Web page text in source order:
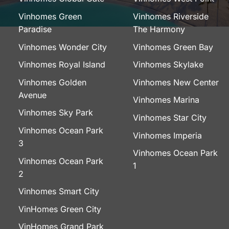
Vinhomes Green
Paradise
Vinhomes Wonder City
Vinhomes Royal Island
Vinhomes Golden
Avenue
Vinhomes Sky Park
Vinhomes Ocean Park
3
Vinhomes Ocean Park
2
Vinhomes Smart City
VinHomes Green City
VinHomes Grand Park
Vinhomes Riverside
The Harmony
Vinhomes Green Bay
Vinhomes Skylake
Vinhomes New Center
Vinhomes Marina
Vinhomes Star City
Vinhomes Imperia
Vinhomes Ocean Park
1